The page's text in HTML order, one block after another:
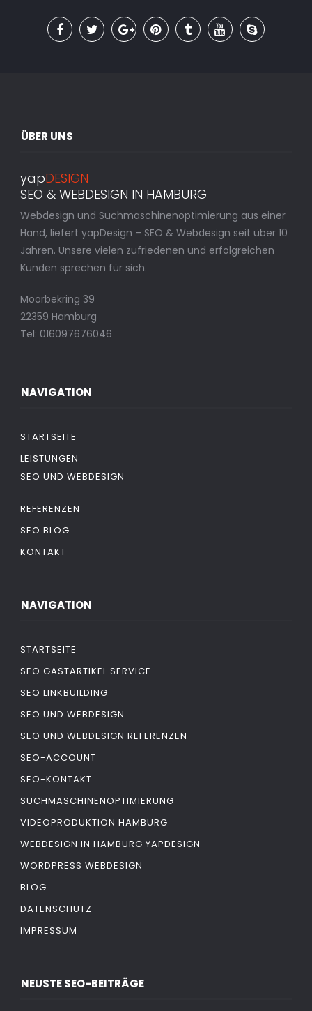
ÜBER UNS
yapDESIGN
SEO & WEBDESIGN IN HAMBURG
Webdesign und Suchmaschinenoptimierung aus einer
Hand, liefert yapDesign – SEO & Webdesign seit über 10
Jahren. Unsere vielen zufriedenen und erfolgreichen
Kunden sprechen für sich.
Moorbekring 39
22359 Hamburg
Tel: 016097676046
NAVIGATION
STARTSEITE
LEISTUNGEN
SEO UND WEBDESIGN
REFERENZEN
SEO BLOG
KONTAKT
NAVIGATION
STARTSEITE
SEO GASTARTIKEL SERVICE
SEO LINKBUILDING
SEO UND WEBDESIGN
SEO UND WEBDESIGN REFERENZEN
SEO-ACCOUNT
SEO-KONTAKT
SUCHMASCHINENOPTIMIERUNG
VIDEOPRODUKTION HAMBURG
WEBDESIGN IN HAMBURG YAPDESIGN
WORDPRESS WEBDESIGN
BLOG
DATENSCHUTZ
IMPRESSUM
NEUSTE SEO-BEITRÄGE